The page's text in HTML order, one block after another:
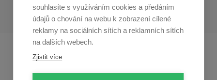
souhlasíte s využíváním cookies a předáním
údajů o chování na webu k zobrazení cílené
reklamy na sociálních sítích a reklamních sítích
na dalších webech.
Zjistit více
Profikuchar.sk